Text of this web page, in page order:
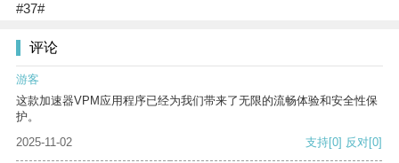
#37#
评论
游客
这款加速器VPM应用程序已经为我们带来了无限的流畅体验和安全性保
护。
2025-11-02
支持[0] 反对[0]